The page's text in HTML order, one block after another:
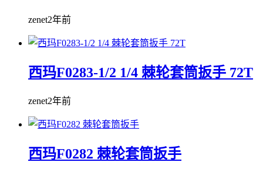
zenet2年前
西玛F0283-1/2 1/4 棘轮套筒扳手 72T
zenet2年前
西玛F0282 棘轮套筒扳手